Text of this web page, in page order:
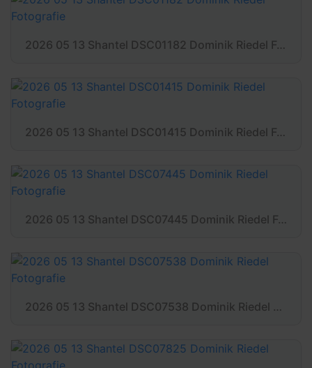
2026 05 13 Shantel DSC01182 Dominik Riedel Fotografie
2026 05 13 Shantel DSC01415 Dominik Riedel Fotografie
2026 05 13 Shantel DSC07445 Dominik Riedel Fotografie
2026 05 13 Shantel DSC07538 Dominik Riedel Fotografie